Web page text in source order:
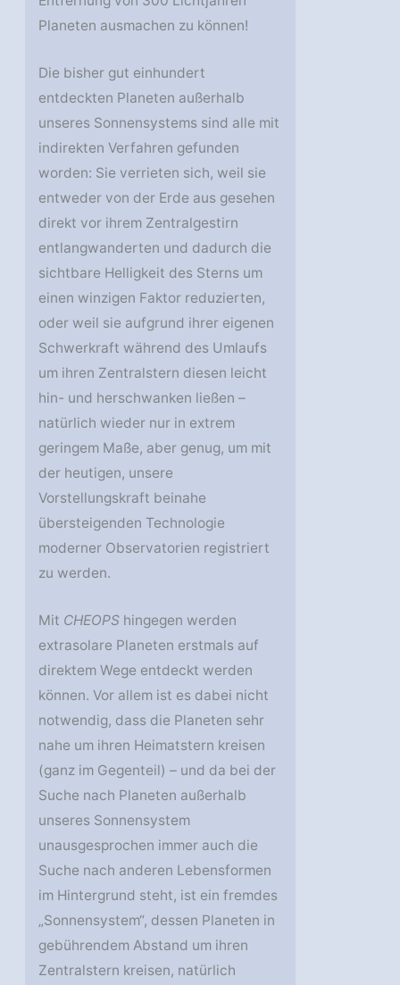
Planeten ausmachen zu können!
Die bisher gut einhundert
entdeckten Planeten außerhalb
unseres Sonnensystems sind alle mit
indirekten Verfahren gefunden
worden: Sie verrieten sich, weil sie
entweder von der Erde aus gesehen
direkt vor ihrem Zentralgestirn
entlangwanderten und dadurch die
sichtbare Helligkeit des Sterns um
einen winzigen Faktor reduzierten,
oder weil sie aufgrund ihrer eigenen
Schwerkraft während des Umlaufs
um ihren Zentralstern diesen leicht
hin- und herschwanken ließen –
natürlich wieder nur in extrem
geringem Maße, aber genug, um mit
der heutigen, unsere
Vorstellungskraft beinahe
übersteigenden Technologie
moderner Observatorien registriert
zu werden.
Mit CHEOPS hingegen werden
extrasolare Planeten erstmals auf
direktem Wege entdeckt werden
können. Vor allem ist es dabei nicht
notwendig, dass die Planeten sehr
nahe um ihren Heimatstern kreisen
(ganz im Gegenteil) – und da bei der
Suche nach Planeten außerhalb
unseres Sonnensystem
unausgesprochen immer auch die
Suche nach anderen Lebensformen
im Hintergrund steht, ist ein fremdes
„Sonnensystem“, dessen Planeten in
gebührendem Abstand um ihren
Zentralstern kreisen, natürlich